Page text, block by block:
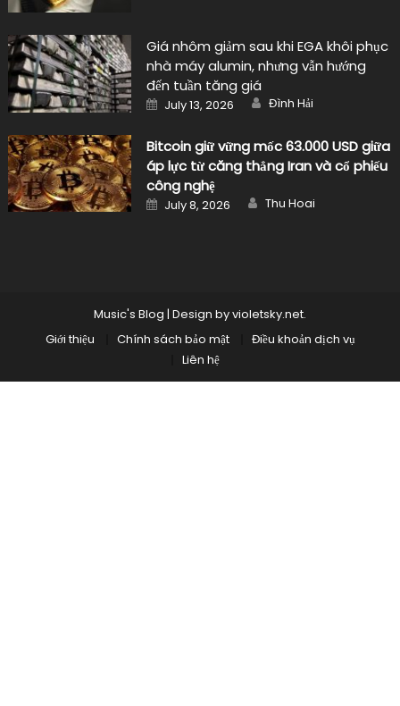
Giá nhôm giảm sau khi EGA khôi phục
nhà máy alumin, nhưng vẫn hướng
đến tuần tăng giá
Posted
on
July 13, 2026 Author
Đình Hải
Bitcoin giữ vững mốc 63.000 USD giữa
áp lực từ căng thẳng Iran và cổ phiếu
công nghệ
Posted
on
July 8, 2026 Author
Thu Hoai
Music's Blog | Design byvioletsky.net.
Giới thiệu
Chính sách bảo mật
Điều khoản dịch vụ
Liên hệ